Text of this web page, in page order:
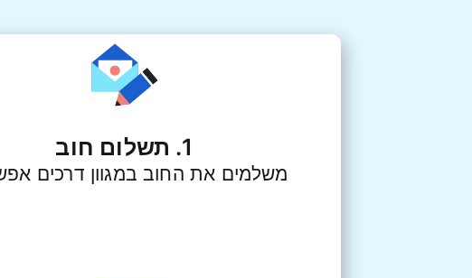
1. תשלום חוב
משלמים את החוב במגוון דרכים